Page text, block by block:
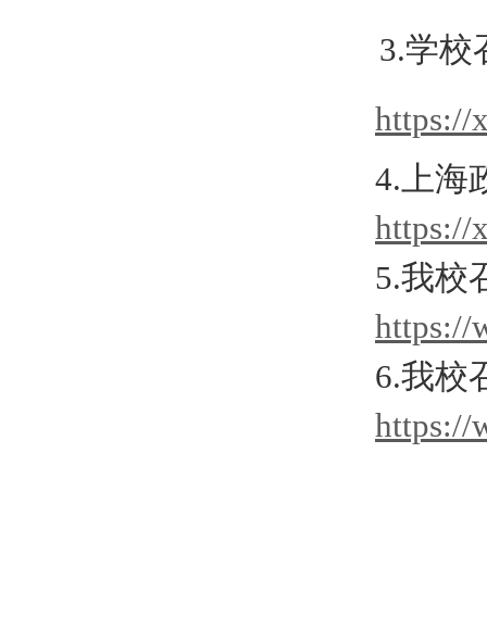
3.学校
https://
4.上海
https://
5.我校
https://
6.我校
https://